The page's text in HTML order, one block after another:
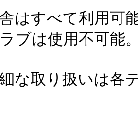
はすべて利用可
ブは使用不可能
な取り扱いは各